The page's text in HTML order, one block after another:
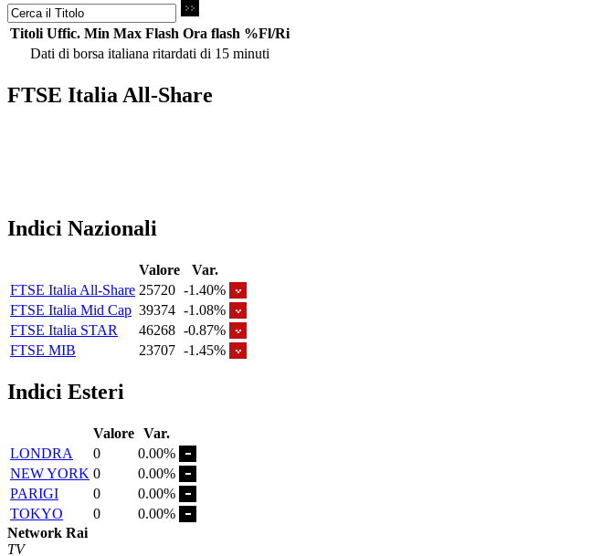
Titoli Uffic. Min Max Flash Ora flash %Fl/Ri
Dati di borsa italiana ritardati di 15 minuti
FTSE Italia All-Share
Indici Nazionali
Valore
Var.
FTSE Italia All-Share 25720 -1.40%
FTSE Italia Mid Cap 39374 -1.08%
FTSE Italia STAR
46268 -0.87%
FTSE MIB
23707 -1.45%
Indici Esteri
Valore Var.
LONDRA
0
0.00%
NEW YORK 0
0.00%
PARIGI
0
0.00%
TOKYO
0
0.00%
Network Rai
TV